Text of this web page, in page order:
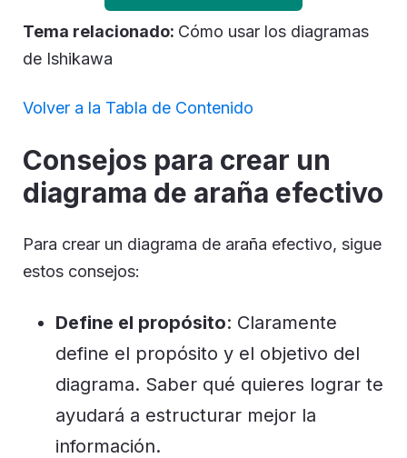
Tema relacionado: Cómo usar los diagramas
de Ishikawa
Volver a la Tabla de Contenido
Consejos para crear un
diagrama de araña efectivo
Para crear un diagrama de araña efectivo, sigue
estos consejos:
Define el propósito: Claramente
define el propósito y el objetivo del
diagrama. Saber qué quieres lograr te
ayudará a estructurar mejor la
información.